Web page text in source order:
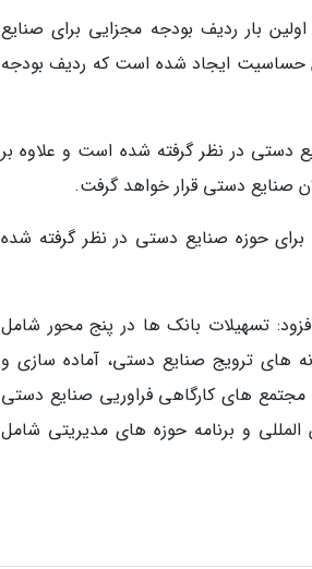
بار ردیف بودجه مجزایی برای صنایع
حساسیت ایجاد شده است که ردیف بودجه
تومان برای فعالان صنایع دستی در نظر گرفته شده است و علاوه بر
صنایع دستی قرار خواهد گرفت.
تومان از سوی بانک ها برای حوزه صنایع دستی در نظر گرفته شده
تسهیلات بانک ها در پنج محور شامل
های ترویج صنایع دستی، آماده سازی و
مجتمع های کارگاهی فراوریی صنایع دستی
و برنامه حوزه های مدیریتی شامل